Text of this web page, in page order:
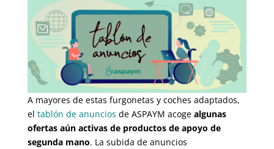
A mayores de estas furgonetas y coches adaptados,
el tablón de anuncios de ASPAYM acoge algunas
ofertas aún activas de productos de apoyo de
segunda mano. La subida de anuncios